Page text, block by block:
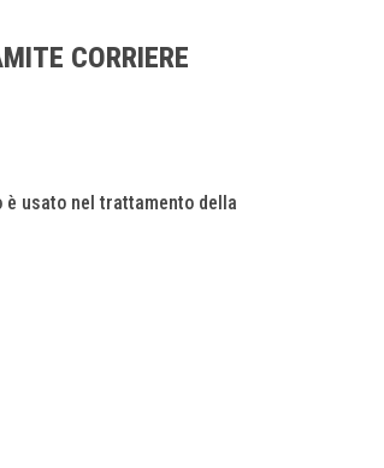
CORRIERE
usato nel trattamento della